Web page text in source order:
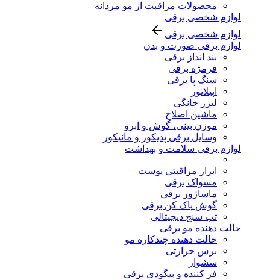
محصولات مراقبت از مو مردانه
لوازم شخصی برقی
لوازم شخصی برقی
لوازم برقی صورت و بدن
بند انداز برقی
فرمژه برقی
سنگ پا برقی
اپیلاتور
لیزر خانگی
ماشین اصلاح
موزن بینی، گوش و ابرو
وسایل برقی پدیکور و مانیکور
لوازم برقی سلامت و بهداشت
ابزار مراقبتی پوست
مسواک برقی
ماساژور برقی
گوش پاک کن برقی
تب سنج دیجیتالی
حالت دهنده مو برقی
حالت دهنده چندکاره مو
برس حرارتی
سشوار
فر کننده و بیگودی برقی